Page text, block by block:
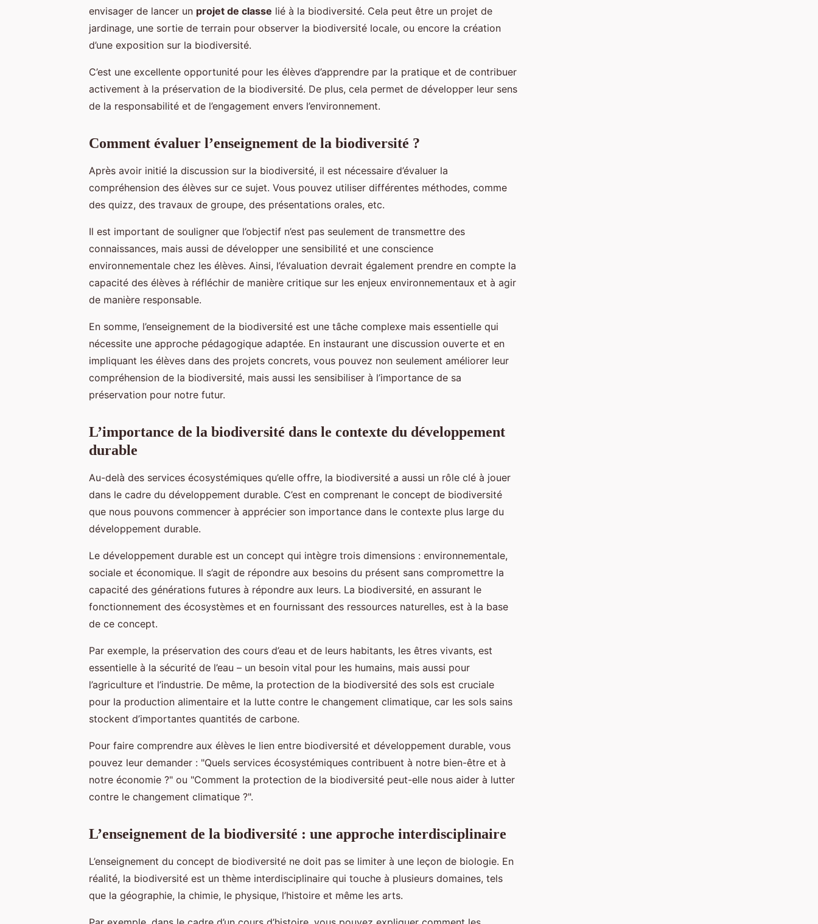
envisager de lancer un projet de classe lié à la biodiversité. Cela peut être un projet de
jardinage, une sortie de terrain pour observer la biodiversité locale, ou encore la création
d’une exposition sur la biodiversité.
C’est une excellente opportunité pour les élèves d’apprendre par la pratique et de contribuer
activement à la préservation de la biodiversité. De plus, cela permet de développer leur sens
de la responsabilité et de l’engagement envers l’environnement.
Comment évaluer l’enseignement de la biodiversité ?
Après avoir initié la discussion sur la biodiversité, il est nécessaire d’évaluer la
compréhension des élèves sur ce sujet. Vous pouvez utiliser différentes méthodes, comme
des quizz, des travaux de groupe, des présentations orales, etc.
Il est important de souligner que l’objectif n’est pas seulement de transmettre des
connaissances, mais aussi de développer une sensibilité et une conscience
environnementale chez les élèves. Ainsi, l’évaluation devrait également prendre en compte la
capacité des élèves à réfléchir de manière critique sur les enjeux environnementaux et à agir
de manière responsable.
En somme, l’enseignement de la biodiversité est une tâche complexe mais essentielle qui
nécessite une approche pédagogique adaptée. En instaurant une discussion ouverte et en
impliquant les élèves dans des projets concrets, vous pouvez non seulement améliorer leur
compréhension de la biodiversité, mais aussi les sensibiliser à l’importance de sa
préservation pour notre futur.
L’importance de la biodiversité dans le contexte du développement
durable
Au-delà des services écosystémiques qu’elle offre, la biodiversité a aussi un rôle clé à jouer
dans le cadre du développement durable. C’est en comprenant le concept de biodiversité
que nous pouvons commencer à apprécier son importance dans le contexte plus large du
développement durable.
Le développement durable est un concept qui intègre trois dimensions : environnementale,
sociale et économique. Il s’agit de répondre aux besoins du présent sans compromettre la
capacité des générations futures à répondre aux leurs. La biodiversité, en assurant le
fonctionnement des écosystèmes et en fournissant des ressources naturelles, est à la base
de ce concept.
Par exemple, la préservation des cours d’eau et de leurs habitants, les êtres vivants, est
essentielle à la sécurité de l’eau – un besoin vital pour les humains, mais aussi pour
l’agriculture et l’industrie. De même, la protection de la biodiversité des sols est cruciale
pour la production alimentaire et la lutte contre le changement climatique, car les sols sains
stockent d’importantes quantités de carbone.
Pour faire comprendre aux élèves le lien entre biodiversité et développement durable, vous
pouvez leur demander : "Quels services écosystémiques contribuent à notre bien-être et à
notre économie ?" ou "Comment la protection de la biodiversité peut-elle nous aider à lutter
contre le changement climatique ?".
L’enseignement de la biodiversité : une approche interdisciplinaire
L’enseignement du concept de biodiversité ne doit pas se limiter à une leçon de biologie. En
réalité, la biodiversité est un thème interdisciplinaire qui touche à plusieurs domaines, tels
que la géographie, la chimie, le physique, l’histoire et même les arts.